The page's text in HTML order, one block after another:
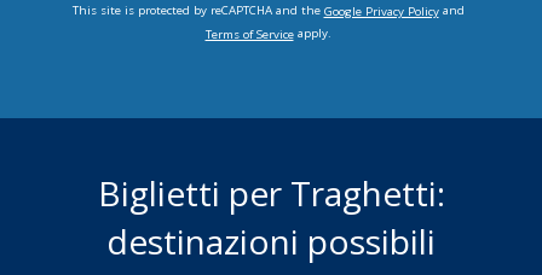
This site is protected by reCAPTCHA and the Google Privacy Policyand
Terms of Serviceapply.
Biglietti per Traghetti:
destinazioni possibili